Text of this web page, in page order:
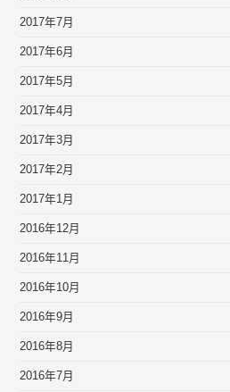
2017年7月
2017年6月
2017年5月
2017年4月
2017年3月
2017年2月
2017年1月
2016年12月
2016年11月
2016年10月
2016年9月
2016年8月
2016年7月